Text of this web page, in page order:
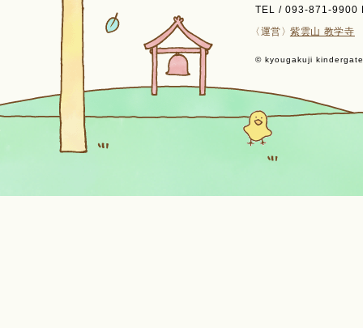
TEL / 093-871-9900
〈運営〉紫雲山 教学寺
© kyougakuji